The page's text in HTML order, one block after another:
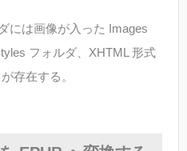
には画像が入った Images
フォルダ、XHTML 形式
存在する。